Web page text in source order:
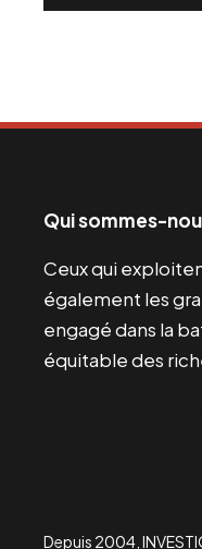
Qui sommes-
Ceux qui
également les
engagé dans la
équitable des
Depuis 2004,